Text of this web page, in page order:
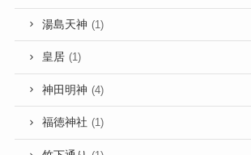
湯島天神 (1)
皇居 (1)
神田明神 (4)
福徳神社 (1)